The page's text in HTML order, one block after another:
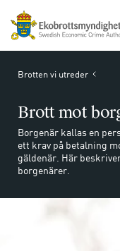
Brotten vi utreder
Brott mot
Borgenär kallas en
ett krav på betalning
gäldenär. Här
borgenärer.